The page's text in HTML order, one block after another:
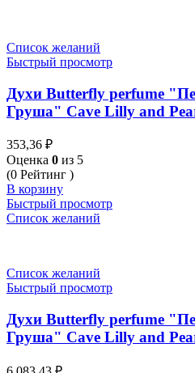
Список желаний
Быстрый просмотр
Духи Butterfly perfume
Груша" Cave Lilly and
353,36 ₽
Оценка 0 из 5
(0 Рейтинг )
В корзину
Быстрый просмотр
Список желаний
Список желаний
Быстрый просмотр
Духи Butterfly perfume
Груша" Cave Lilly and